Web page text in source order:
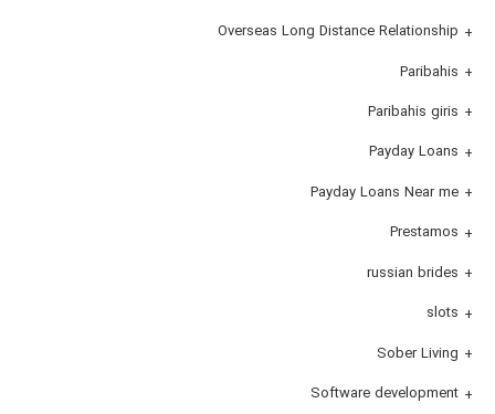
Overseas Long Distance Relationship
Paribahis
Paribahis giris
Payday Loans
Payday Loans Near me
Prestamos
russian brides
slots
Sober Living
Software development